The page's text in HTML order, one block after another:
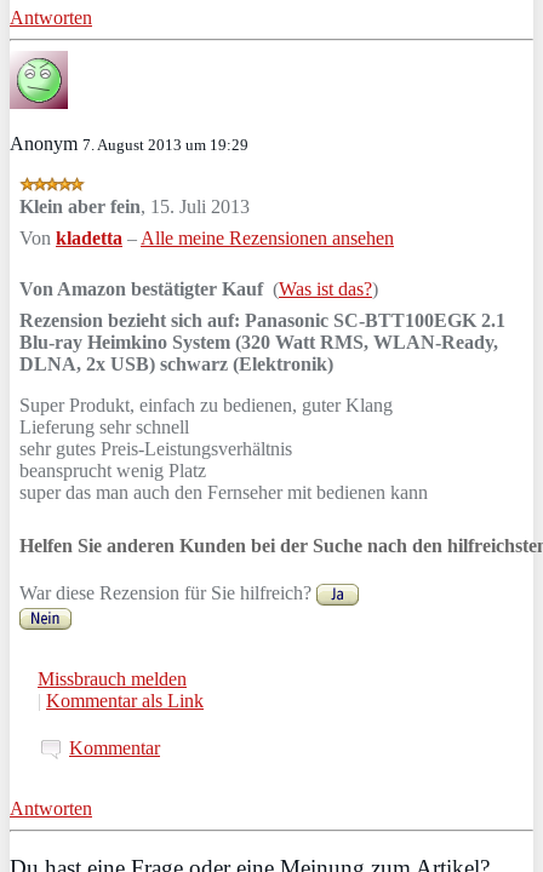
Antworten
Anonym 7. August 2013 um 19:29
Klein aber fein, 15. Juli 2013
Von kladetta – Alle meine Rezensionen ansehen
Von Amazon bestätigter Kauf (Was ist das?)
Rezension bezieht sich auf: Panasonic SC-BTT100EGK 2.1
Blu-ray Heimkino System (320 Watt RMS, WLAN-Ready,
DLNA, 2x USB) schwarz (Elektronik)
Super Produkt, einfach zu bedienen, guter Klang
Lieferung sehr schnell
sehr gutes Preis-Leistungsverhältnis
beansprucht wenig Platz
super das man auch den Fernseher mit bedienen kann
Helfen Sie anderen Kunden bei der Suche nach den
War diese Rezension für Sie hilfreich?
Missbrauch melden
| Kommentar als Link
Kommentar
Antworten